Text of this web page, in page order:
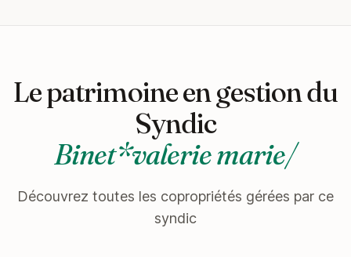
Le patrimoine en gestion du
Syndic
Binet*valerie marie/
Découvrez toutes les copropriétés gérées par ce
syndic